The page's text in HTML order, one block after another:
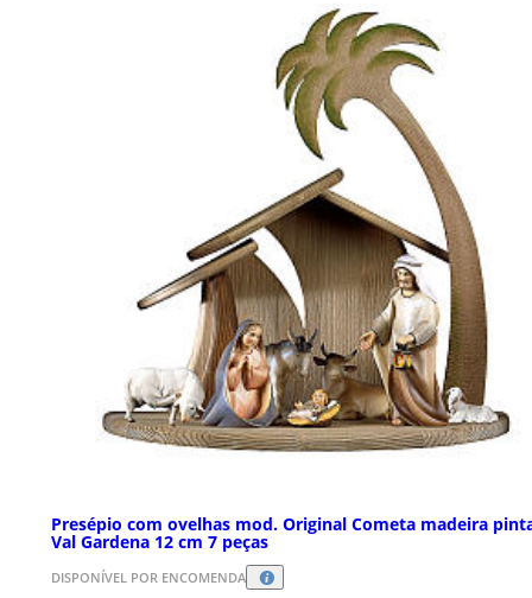
Presépio com ovelhas mod. Original Cometa madeira
Val Gardena 12 cm 7 peças
DISPONÍVEL POR ENCOMENDA